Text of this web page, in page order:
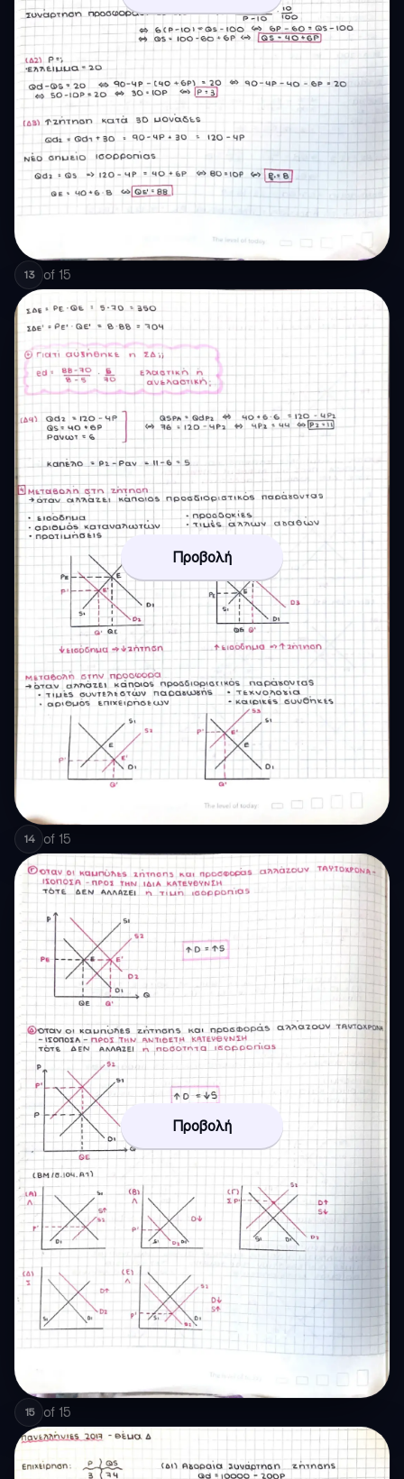
13 of 15
Προβολή
14 of 15
Προβολή
15 of 15